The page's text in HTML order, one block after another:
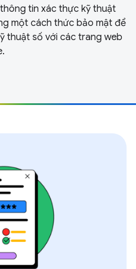
tin xác thực kỹ thuật
một cách thức bảo mật để
thuật số với các trang web